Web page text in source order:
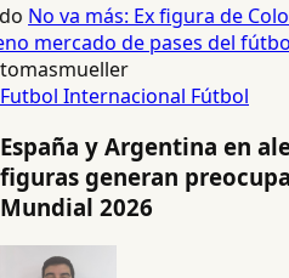
No va más: Ex figura de
mercado de pases del
tomasmueller
Futbol Internacional Fútbol
España y Argentina en
figuras generan
Mundial 2026